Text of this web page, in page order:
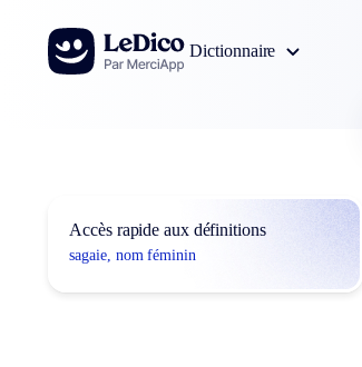
Aller au contenu
Dictionnaire
Accès rapide aux définitions
sagaie, nom féminin